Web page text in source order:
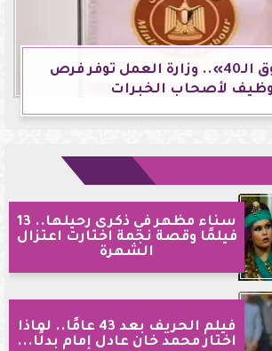
مبادرة «فوق الـ40».. وزارة العمل توفر فرص
لأصحاب الخبرات
سناء مظهر في ذكرى رحيلها.. 13
فيلمًا وقصة نجمة اختارت اعتزال
الشهرة
فيلم الحريف بعد 43 عامًا.. لماذا
اختار محمد خان عادل إمام بدلًا...